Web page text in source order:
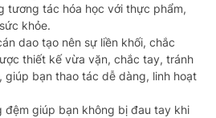
tương tác hóa học với thực phẩm,
khỏe.
dao tạo nên sự liền khối, chắc
thiết kế vừa vặn, chắc tay, tránh
bạn thao tác dễ dàng, linh hoạt
đệm giúp bạn không bị đau tay khi